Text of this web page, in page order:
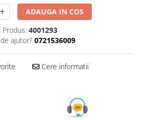
ADAUGA IN COS
Produs: 4001293
ajutor? 0721536009
Cere informatii